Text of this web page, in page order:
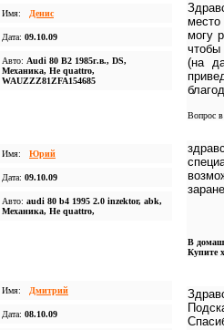
Имя: Денис
Дата: 09.10.09
Авто: Audi 80 B2 1985г.в., DS,
Механика, Не quattro,
WAUZZZ81ZFA154685
место
могу
чтобы
(на
Вопрос в
Имя: Юрий
Дата: 09.10.09
Авто: audi 80 b4 1995 2.0 inzektor, abk,
Механика, Не quattro,
В
Купите
Имя: Дмитрий
Дата: 08.10.09